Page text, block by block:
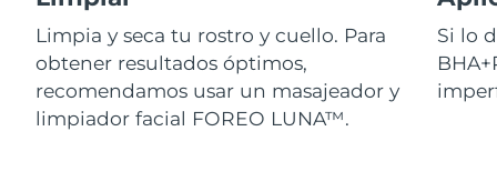
Limpia y seca tu rostro y cuello. Para
obtener resultados óptimos,
recomendamos usar un masajeador y
limpiador facial FOREO LUNA™.
Si lo